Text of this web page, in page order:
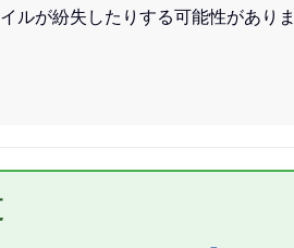
ルが紛失したりする可能性がありま